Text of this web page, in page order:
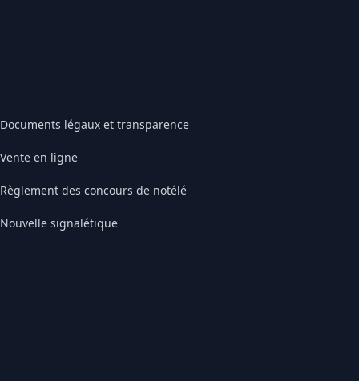
Documents légaux et transparence
Vente en ligne
Règlement des concours de notélé
Nouvelle signalétique